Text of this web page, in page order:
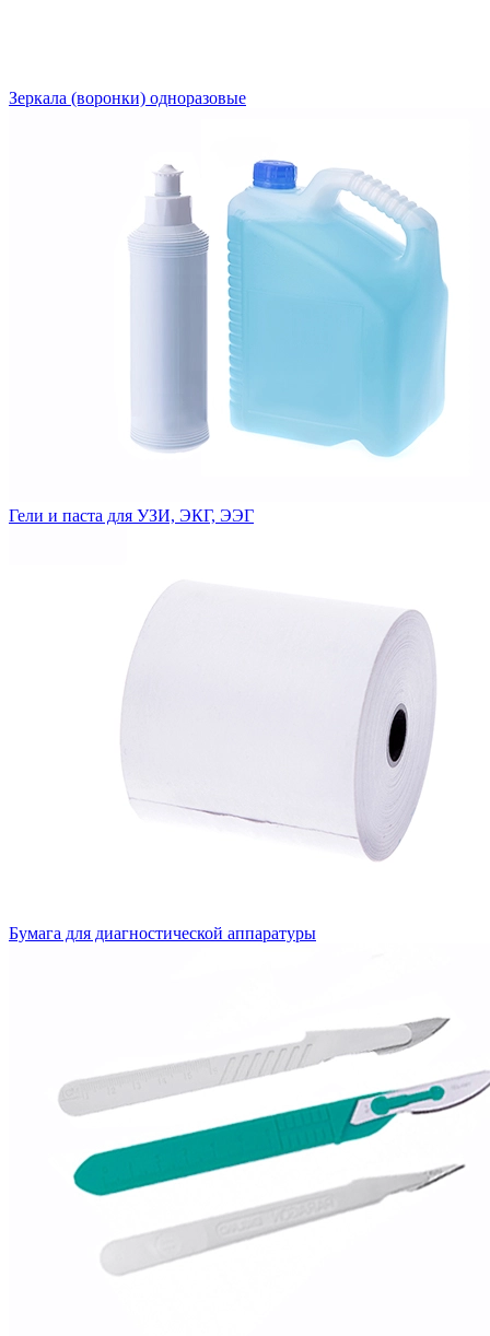
Зеркала (воронки) одноразовые
Гели и паста для УЗИ, ЭКГ, ЭЭГ
Бумага для диагностической аппаратуры